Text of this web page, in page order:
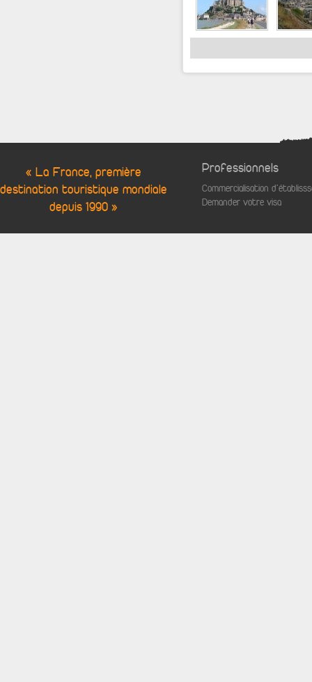
« La France, première
destination touristique mondiale
depuis 1990 »
Professionnels
Commercialisation
Demander votre visa